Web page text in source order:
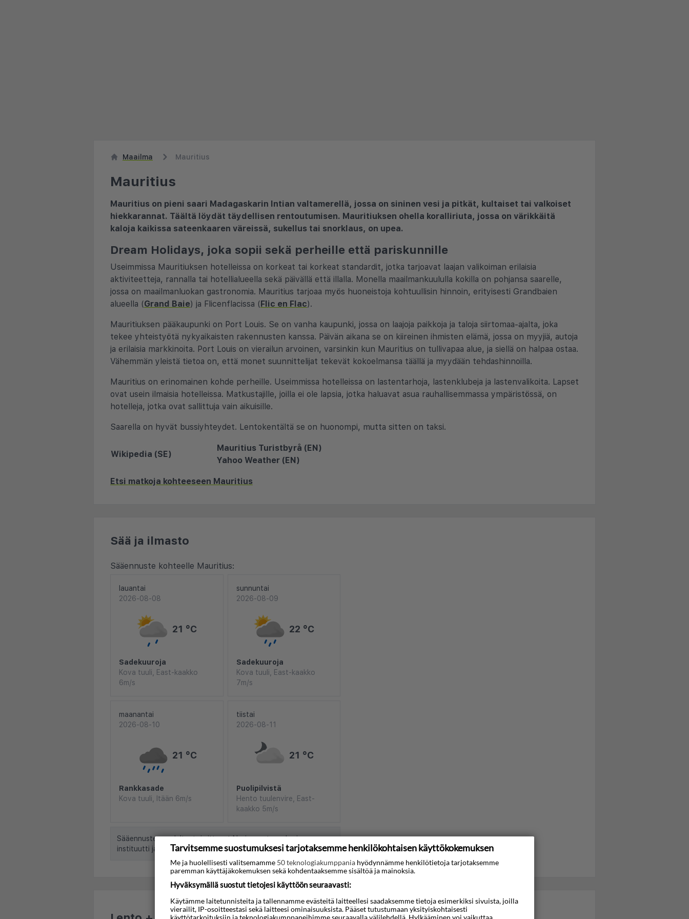
Maailma Mauritius
Mauritius
Mauritius on pieni saari Madagaskarin Intian valtamerellä, jossa on sininen vesi ja pitkät, kultaiset tai valkoiset
hiekkarannat. Täältä löydät täydellisen rentoutumisen. Mauritiuksen ohella koralliriuta, jossa on värikkäitä
kaloja kaikissa sateenkaaren väreissä, sukellus tai snorklaus, on upea.
Dream Holidays, joka sopii sekä perheille että pariskunnille
Useimmissa Mauritiuksen hotelleissa on korkeat tai korkeat standardit, jotka tarjoavat laajan valikoiman erilaisia
aktiviteetteja, rannalla tai hotellialueella sekä päivällä että illalla. Monella maailmankuululla kokilla on pohjansa saarelle,
jossa on maailmanluokan gastronomia. Mauritius tarjoaa myös huoneistoja kohtuullisin hinnoin, erityisesti Grandbaien
alueella (Grand Baie) ja Flicenflacissa ( Flic en Flac).
Mauritiuksen pääkaupunki on Port Louis. Se on vanha kaupunki, jossa on laajoja paikkoja ja taloja siirtomaa-ajalta, joka
tekee yhteistyötä nykyaikaisten rakennusten kanssa. Päivän aikana se on kiireinen ihmisten elämä, jossa on myyjiä, autoja
ja erilaisia markkinoita. Port Louis on vierailun arvoinen, varsinkin kun Mauritius on tullivapaa alue, ja siellä on halpaa ostaa.
Vähemmän yleistä tietoa on, että monet suunnittelijat tekevät kokoelmansa täällä ja myydään tehdashinnoilla.
Mauritius on erinomainen kohde perheille. Useimmissa hotelleissa on lastentarhoja, lastenklubeja ja lastenvalikoita. Lapset
ovat usein ilmaisia hotelleissa. Matkustajille, joilla ei ole lapsia, jotka haluavat asua rauhallisemmassa ympäristössä, on
hotelleja, jotka ovat sallittuja vain aikuisille.
Saarella on hyvät bussiyhteydet. Lentokentältä se on huonompi, mutta sitten on taksi.
Wikipedia (SE)
Mauritius Turistbyrå (EN)
Yahoo Weather (EN)
Etsi matkoja kohteeseen Mauritius
Sää ja ilmasto
Sääennuste kohteelle Mauritius:
lauantai
2026-08-08
21 °C
Sadekuuroja
Kova tuuli, East-kaakko
6m/s
sunnuntai
2026-08-09
22 °C
Sadekuuroja
Kova tuuli, East-kaakko
7m/s
maanantai
2026-08-10
21 °C
Rankkasade
Kova tuuli, Itään 6m/s
tiistai
2026-08-11
21 °C
Puolipilvistä
Hento tuulenvire, East-
kaakko 5m/s
Sääennuste vuodelta, toimittanut Norjan meteorologinen
instituutti ja NRKTarvitsemme suostumuksesi tarjotaksemme henkilökohtaisen käyttökokemuksen
Me ja huolellisesti valitsemamme 50 teknologiakumppania hyödynnämme henkilötietoja tarjotaksemme
paremman käyttäjäkokemuksen sekä kohdentaaksemme sisältöä ja mainoksia.
Hyväksymällä suostut tietojesi käyttöön seuraavasti:
Käytämme laitetunnisteita ja tallennamme evästeitä laitteellesi saadaksemme tietoja esimerkiksi sivuista, joilla
vierailit, IP-osoitteestasi sekä laitteesi ominaisuuksista. Pääset tutustumaan yksityiskohtaisesti
käyttötarkoituksiin ja teknologiakumppaneihimme seuraavalla välilehdellä. Hylkääminen voi vaikuttaa